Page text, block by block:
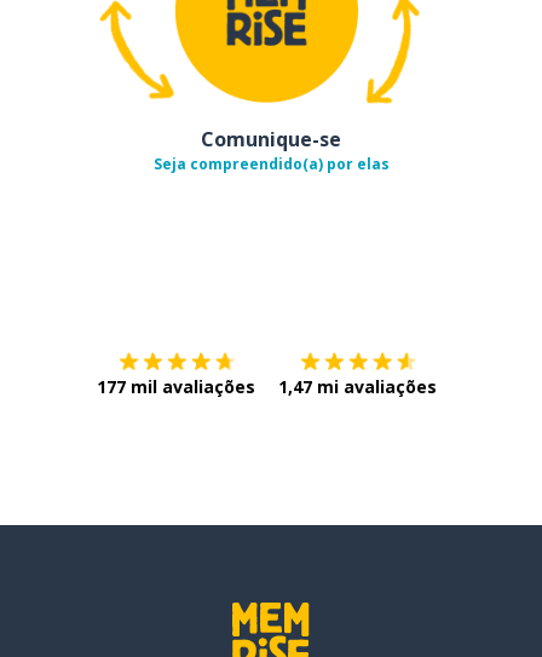
Comunique-se
Seja compreendido(a) por elas
177 mil avaliações 1,47 mi avaliações